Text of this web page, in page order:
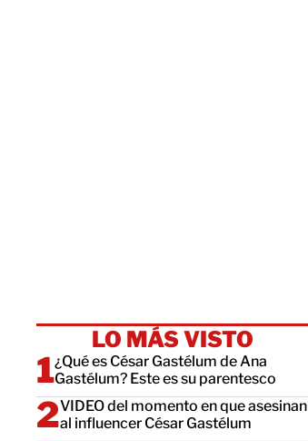
LO MÁS VISTO
¿Qué es César Gastélum de Ana
Gastélum? Este es su parentesco
VIDEO del momento en que asesinan
al influencer César Gastélum